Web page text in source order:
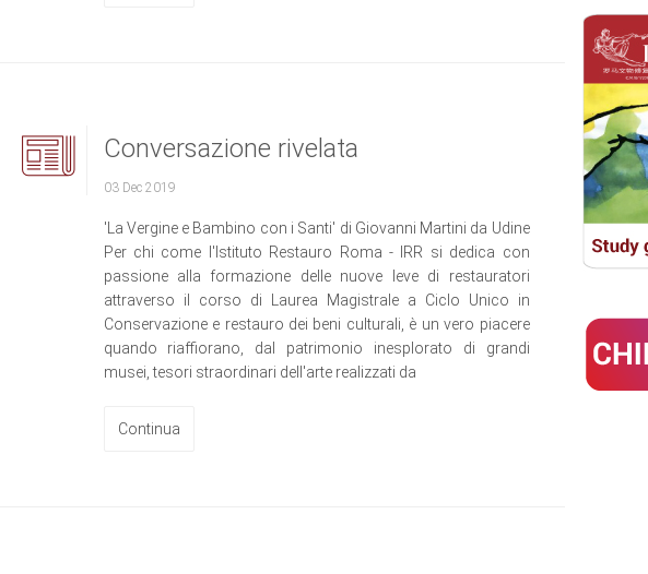
Conversazione rivelata
03 Dec 2019
'La Vergine e Bambino con i Santi' di Giovanni Martini da Udine
Per chi come l'Istituto Restauro Roma - IRR si dedica con
passione alla formazione delle nuove leve di restauratori
attraverso il corso di Laurea Magistrale a Ciclo Unico in
Conservazione e restauro dei beni culturali, è un vero piacere
quando riaffiorano, dal patrimonio inesplorato di grandi
musei, tesori straordinari dell'arte realizzati da
Continua